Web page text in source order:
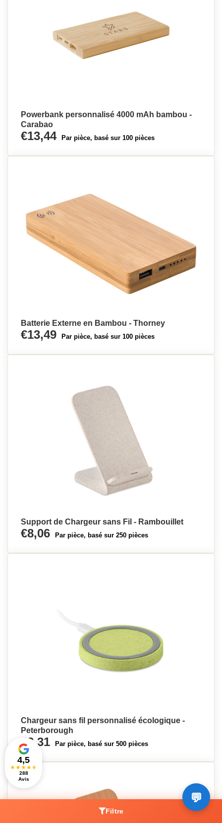
Powerbank personnalisé 4000 mAh bambou -
Carabao
€13,44 Par pièce, basé sur 100 pièces
Batterie Externe en Bambou - Thorney
€13,49 Par pièce, basé sur 100 pièces
Support de Chargeur sans Fil - Rambouillet
€8,06 Par pièce, basé sur 250 pièces
Chargeur sans fil personnalisé écologique -
Peterborough
€3,31 Par pièce, basé sur 500 pièces
Filtre
4,5
★★★★★
288
Avis